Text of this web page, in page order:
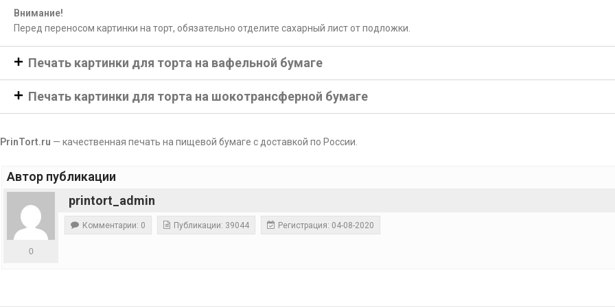
Внимание!
Перед переносом картинки на торт, обязательно отделите сахарный лист от подложки.
Печать картинки для торта на вафельной бумаге
Печать картинки для торта на шокотрансферной бумаге
PrinTort.ru — качественная печать на пищевой бумаге с доставкой по России.
Автор публикации
printort_admin
0
Комментарии: 0 Публикации: 39044 Регистрация: 04-08-2020